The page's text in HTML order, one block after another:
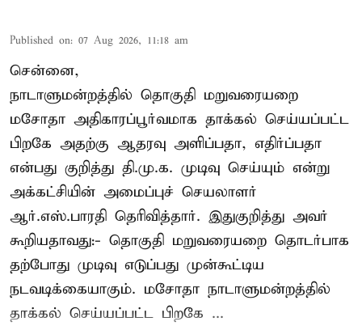
Published on: 07 Aug 2026, 11:18 am
சென்னை,
நாடாளுமன்றத்தில் தொகுதி மறுவரையறை
மசோதா அதிகாரப்பூர்வமாக தாக்கல் செய்யப்பட்ட
பிறகே அதற்கு ஆதரவு அளிப்பதா, எதிர்ப்பதா
என்பது குறித்து தி.மு.க. முடிவு செய்யும் என்று
அக்கட்சியின் அமைப்புச் செயலாளர்
ஆர்.எஸ்.பாரதி தெரிவித்தார். இதுகுறித்து அவர்
கூறியதாவது:- தொகுதி மறுவரையறை தொடர்பாக
தற்போது முடிவு எடுப்பது முன்கூட்டிய
நடவடிக்கையாகும். மசோதா நாடாளுமன்றத்தில்
தாக்கல் செய்யப்பட்ட பிறகே ...